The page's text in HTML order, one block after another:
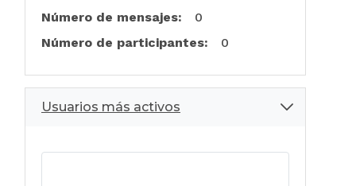
Número de mensajes:
0
Número de participantes:
0
Usuarios más activos